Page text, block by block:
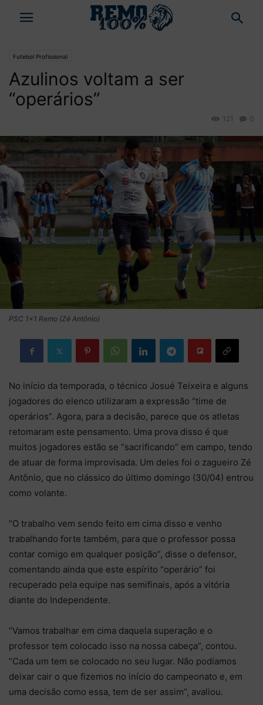
Futebol Profissional
Azulinos voltam a ser
“operários”
0
121
PSC 1x1 Remo (Zé Antônio)
No início da temporada, o técnico Josué Teixeira e alguns
jogadores do elenco utilizaram a expressão “time de
operários”. Agora, para a decisão, parece que os atletas
retomaram este pensamento. Uma prova disso é que
muitos jogadores estão se “sacrificando” em campo, tendo
de atuar de forma improvisada. Um deles foi o zagueiro Zé
Antônio, que no clássico do último domingo (30/04) entrou
como volante.
“O trabalho vem sendo feito em cima disso e venho
trabalhando forte também, para que o professor possa
contar comigo em qualquer posição”, disse o defensor,
comentando ainda que este espírito “operário” foi
recuperado pela equipe nas semifinais, após a vitória
diante do Independente.
“Vamos trabalhar em cima daquela superação e o
professor tem colocado isso na nossa cabeça”, contou.
“Cada um tem se colocado no seu lugar. Não podíamos
deixar cair o que fizemos no início do campeonato e, em
uma decisão como essa, tem de ser assim”, avaliou.